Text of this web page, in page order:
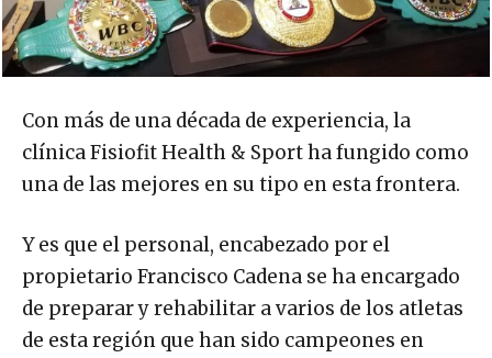
Con más de una década de experiencia, la
clínica Fisiofit Health & Sport ha fungido como
una de las mejores en su tipo en esta frontera.
Y es que el personal, encabezado por el
propietario Francisco Cadena se ha encargado
de preparar y rehabilitar a varios de los atletas
de esta región que han sido campeones en